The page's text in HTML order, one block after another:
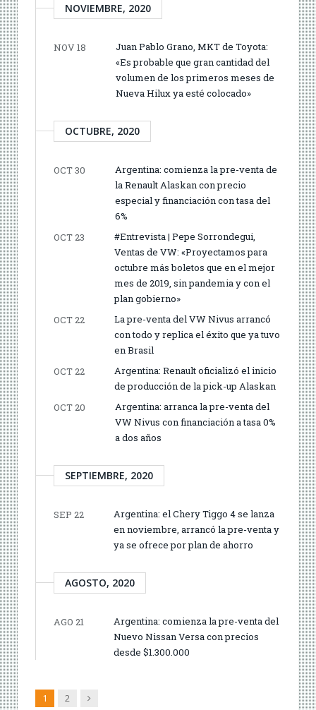
NOVIEMBRE, 2020
NOV 18
Juan Pablo Grano, MKT de Toyota:
«Es probable que gran cantidad del
volumen de los primeros meses de
Nueva Hilux ya esté colocado»
OCTUBRE, 2020
OCT 30
Argentina: comienza la pre-venta de
la Renault Alaskan con precio
especial y financiación con tasa del
6%
OCT 23
#Entrevista | Pepe Sorrondegui,
Ventas de VW: «Proyectamos para
octubre más boletos que en el mejor
mes de 2019, sin pandemia y con el
plan gobierno»
OCT 22
La pre-venta del VW Nivus arrancó
con todo y replica el éxito que ya tuvo
en Brasil
OCT 22
Argentina: Renault oficializó el inicio
de producción de la pick-up Alaskan
OCT 20
Argentina: arranca la pre-venta del
VW Nivus con financiación a tasa 0%
a dos años
SEPTIEMBRE, 2020
SEP 22
Argentina: el Chery Tiggo 4 se lanza
en noviembre, arrancó la pre-venta y
ya se ofrece por plan de ahorro
AGOSTO, 2020
AGO 21
Argentina: comienza la pre-venta del
Nuevo Nissan Versa con precios
desde $1.300.000
1 2 Siguiente